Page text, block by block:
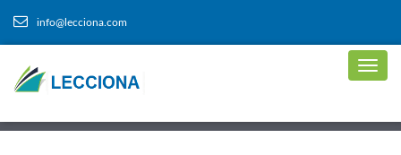
info@lecciona.com